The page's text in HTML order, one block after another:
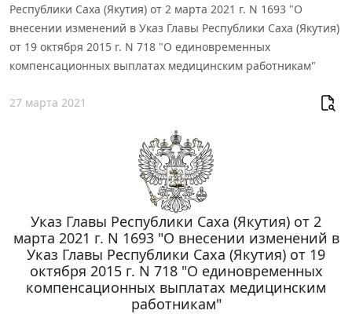
Республики Саха (Якутия) от 2 марта 2021 г. N 1693 "О
внесении изменений в Указ Главы Республики Саха (Якутия)
от 19 октября 2015 г. N 718 "О единовременных
компенсационных выплатах медицинским работникам"
27 марта 2021
Указ Главы Республики Саха (Якутия) от 2
марта 2021 г. N 1693 "О внесении изменений в
Указ Главы Республики Саха (Якутия) от 19
октября 2015 г. N 718 "О единовременных
компенсационных выплатах медицинским
работникам"